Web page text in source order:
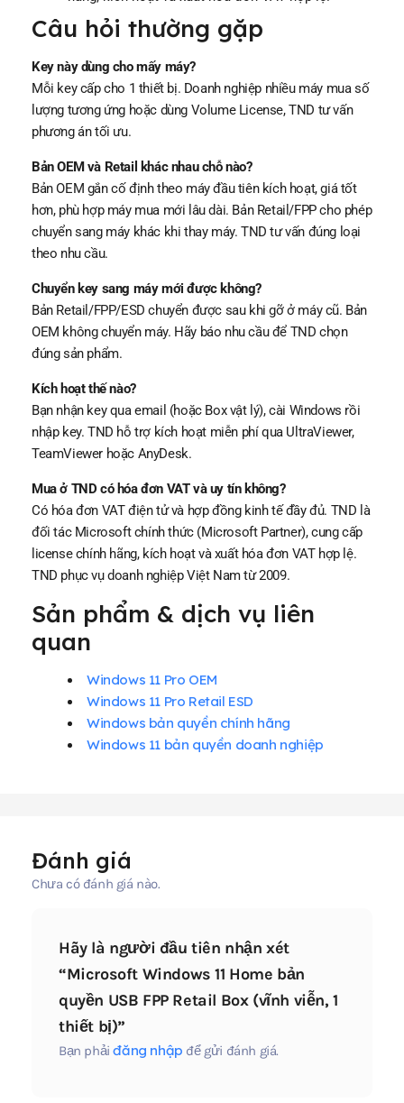
Câu hỏi thường gặp
Key này dùng cho mấy máy?
Mỗi key cấp cho 1 thiết bị. Doanh nghiệp nhiều máy mua số
lượng tương ứng hoặc dùng Volume License, TND tư vấn
phương án tối ưu.
Bản OEM và Retail khác nhau chỗ nào?
Bản OEM gắn cố định theo máy đầu tiên kích hoạt, giá tốt
hơn, phù hợp máy mua mới lâu dài. Bản Retail/FPP cho phép
chuyển sang máy khác khi thay máy. TND tư vấn đúng loại
theo nhu cầu.
Chuyển key sang máy mới được không?
Bản Retail/FPP/ESD chuyển được sau khi gỡ ở máy cũ. Bản
OEM không chuyển máy. Hãy báo nhu cầu để TND chọn
đúng sản phẩm.
Kích hoạt thế nào?
Bạn nhận key qua email (hoặc Box vật lý), cài Windows rồi
nhập key. TND hỗ trợ kích hoạt miễn phí qua UltraViewer,
TeamViewer hoặc AnyDesk.
Mua ở TND có hóa đơn VAT và uy tín không?
Có hóa đơn VAT điện tử và hợp đồng kinh tế đầy đủ. TND là
đối tác Microsoft chính thức (Microsoft Partner), cung cấp
license chính hãng, kích hoạt và xuất hóa đơn VAT hợp lệ.
TND phục vụ doanh nghiệp Việt Nam từ 2009.
Sản phẩm & dịch vụ liên
quan
Windows 11 Pro OEM
Windows 11 Pro Retail ESD
Windows bản quyền chính hãng
Windows 11 bản quyền doanh nghiệp
Đánh giá
Chưa có đánh giá nào.
Hãy là người đầu tiên nhận xét
“Microsoft Windows 11 Home bản
quyền USB FPP Retail Box (vĩnh viễn, 1
thiết bị)”
Bạn phảiđăng nhập để gửi đánh giá.